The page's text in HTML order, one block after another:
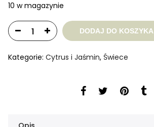
10 w magazynie
DODAJ DO KOSZYKA
Kategorie: Cytrus i Jaśmin, Świece